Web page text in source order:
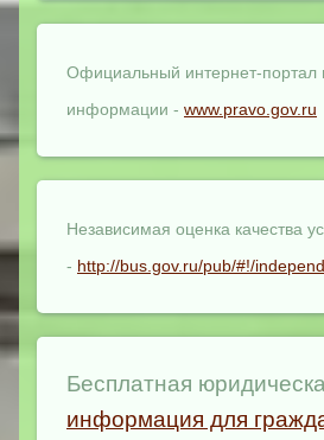
Официальный интернет-портал
информации - www.pravo.gov.ru
Независимая оценка качества
- http://bus.gov.ru/pub/#!/
Бесплатная
информация для